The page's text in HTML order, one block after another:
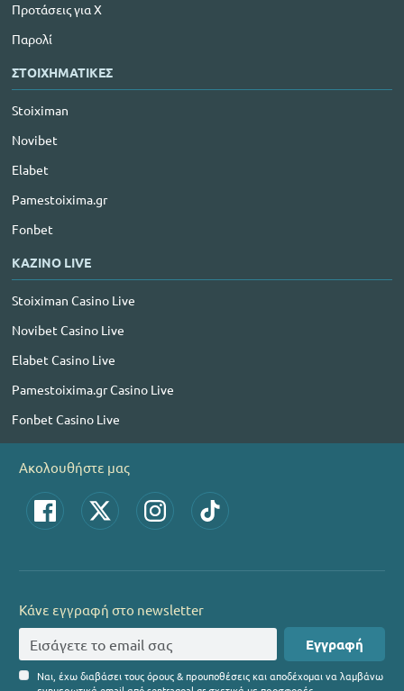
Προτάσεις για Χ
Παρολί
ΣΤΟΙΧΗΜΑΤΙΚΕΣ
Stoiximan
Novibet
Elabet
Pamestoixima.gr
Fonbet
ΚΑΖΙΝΟ LIVE
Stoiximan Casino Live
Novibet Casino Live
Elabet Casino Live
Pamestoixima.gr Casino Live
Fonbet Casino Live
Ακολουθήστε μας
Κάνε εγγραφή στο newsletter
Εγγραφή
Ναι, έχω διαβάσει τους όρους & προυποθέσεις και αποδέχομαι να λαμβάνω